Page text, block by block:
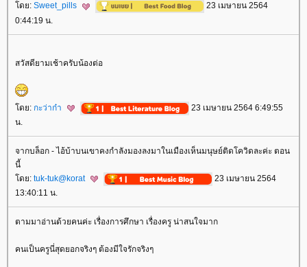
ดย: Sweet_pills
23 เมษายน 2564
0:44:19 น.
สวัสดียามเช้าครับน้องต่อ
ดย: กะว่าก๋า
23 เมษายน 2564 6:49:55
น.
จากบล็อก - ไอ้บ้าบนเขาคงกำลังมองลงมาในเมืองเห็นมนุษย์ติดโควิดละค่ะ ตอน
นี้
ดย: tuk-tuk@korat
23 เมษายน 2564
13:40:11 น.
ตามมาอ่านด้วยคนค่ะ เรื่องการศึกษา เรื่องครู น่าสนใจมาก
คนเป็นครูนี่สุดยอกจริงๆ ต้องมีใจรักจริงๆ